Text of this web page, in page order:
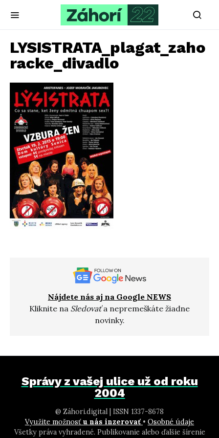
LYSISTRATA_plagat_zaho
racke_divadlo
Nájdete nás aj na Google NEWS
Kliknite na Sledovaťa nepremeškáte žiadne
novinky.
Správy z vašej ulice už od roku
2004
@ Záhori.digital | ISSN 1337-8678
Využite možnosť u nás inzerovať • Osobné údaje
Všetky práva vyhradené. Publikovanie alebo ďalšie šírenie